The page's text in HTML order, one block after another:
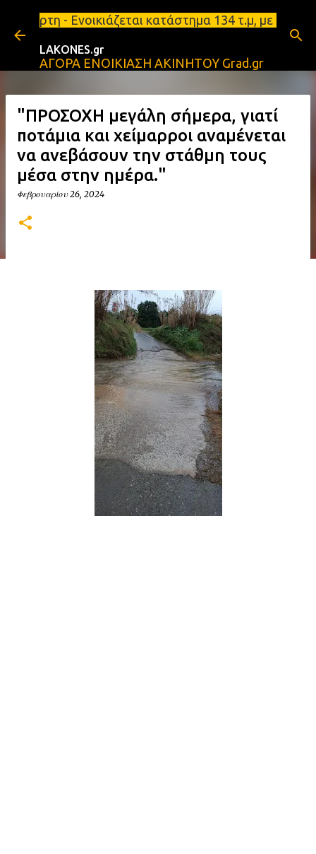
Μετάβαση στο κύριο περιεχόμενο
κατάστημα 134 τ.μ, με υπόγειο
LAKONES.gr
ΑΓΟΡΑ ΕΝΟΙΚΙΑΣΗ ΑΚΙΝΗΤΟΥ Grad.gr
"ΠΡΟΣΟΧΗ μεγάλη σήμερα, γιατί
ποτάμια και χείμαρροι αναμένεται
να ανεβάσουν την στάθμη τους
μέσα στην ημέρα."
Φεβρουαρίου 26, 2024